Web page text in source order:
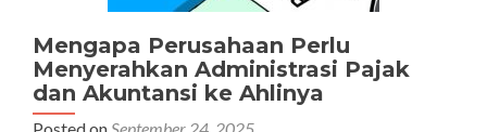
Mengapa Perusahaan Perlu
Menyerahkan Administrasi Pajak
dan Akuntansi ke Ahlinya